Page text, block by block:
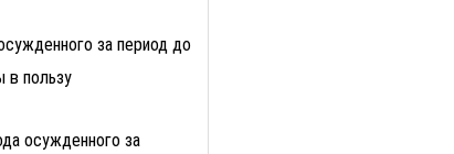
за период до
в пользу
осужденного за